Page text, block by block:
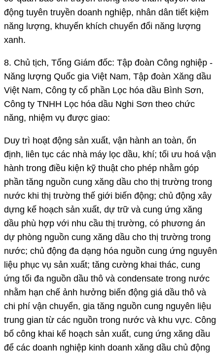
động tuyên truyền doanh nghiệp, nhân dân tiết kiệm
năng lượng, khuyến khích chuyển đổi năng lượng
xanh.
8. Chủ tịch, Tổng Giám đốc: Tập đoàn Công nghiệp -
Năng lượng Quốc gia Việt Nam, Tập đoàn Xăng dầu
Việt Nam, Công ty cổ phần Lọc hóa dầu Bình Sơn,
Công ty TNHH Lọc hóa dầu Nghi Sơn theo chức
năng, nhiệm vụ được giao:
Duy trì hoạt động sản xuất, vận hành an toàn, ổn
định, liên tục các nhà máy lọc dầu, khí; tối ưu hoá vận
hành trong điều kiện kỹ thuật cho phép nhằm góp
phần tăng nguồn cung xăng dầu cho thị trường trong
nước khi thị trường thế giới biến động; chủ động xây
dựng kế hoạch sản xuất, dự trữ và cung ứng xăng
dầu phù hợp với nhu cầu thị trường, có phương án
dự phòng nguồn cung xăng dầu cho thị trường trong
nước; chủ động đa dạng hóa nguồn cung ứng nguyên
liệu phục vụ sản xuất; tăng cường khai thác, cung
ứng tối đa nguồn dầu thô và condensate trong nước
nhằm hạn chế ảnh hưởng biến động giá dầu thô và
chi phí vận chuyển, gia tăng nguồn cung nguyên liệu
trung gian từ các nguồn trong nước và khu vực. Công
bố công khai kế hoạch sản xuất, cung ứng xăng dầu
để các doanh nghiệp kinh doanh xăng dầu chủ động